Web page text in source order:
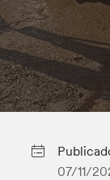
07/11/